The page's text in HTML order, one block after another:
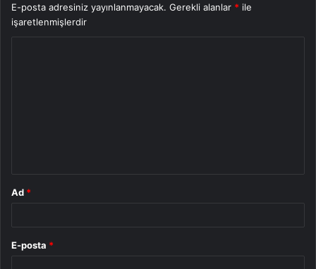
E-posta adresiniz yayınlanmayacak. Gerekli alanlar * ile
işaretlenmişlerdir
Ad *
E-posta *